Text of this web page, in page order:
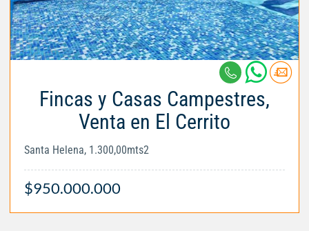
Fincas y Casas Campestres,
Venta en El Cerrito
Santa Helena, 1.300,00mts2
$950.000.000